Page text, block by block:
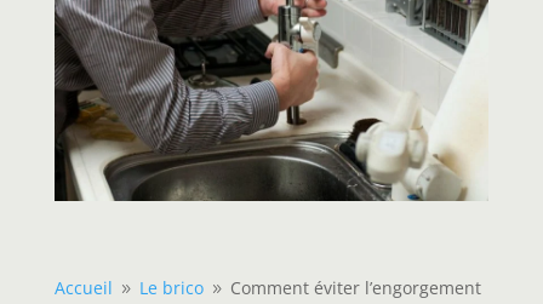
Accueil 9 Le brico 9 Comment éviter l’engorgement